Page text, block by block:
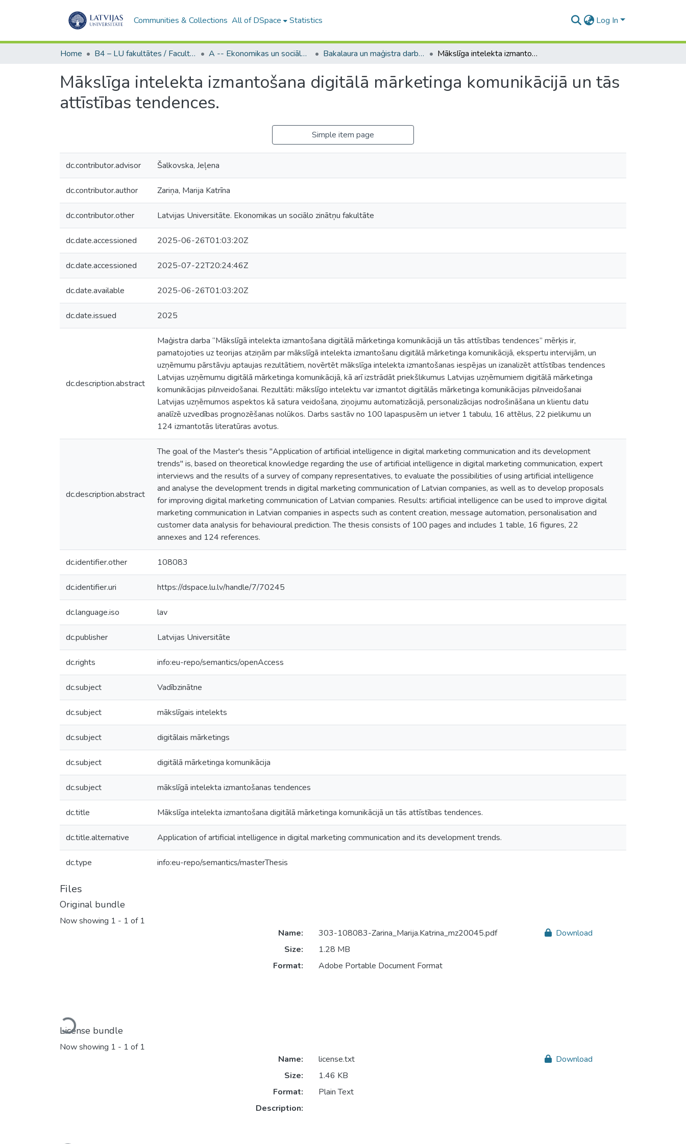
Communities & Collections All of DSpace Statistics Log In
Home B4 – LU fakultātes / Faculties of the UL A -- Ekonomikas un sociālo zinātņu fakultāte / Faculty of Economics and Social Sciences Bakalaura un maģistra darbi (ESZF) / Bachelor's and Master's theses Mākslīga intelekta izmantošana digitālā mārketinga komunikācijā un tās attīstības tendences.
Mākslīga intelekta izmantošana digitālā mārketinga komunikācijā un tās
attīstības tendences.
Simple item page
dc.contributor.advisor Šalkovska, Jeļena
dc.contributor.author Zariņa, Marija Katrīna
dc.contributor.other Latvijas Universitāte. Ekonomikas un sociālo zinātņu fakultāte
dc.date.accessioned 2025-06-26T01:03:20Z
dc.date.accessioned 2025-07-22T20:24:46Z
dc.date.available 2025-06-26T01:03:20Z
dc.date.issued 2025
dc.description.abstract
Maģistra darba “Mākslīgā intelekta izmantošana digitālā mārketinga komunikācijā un tās attīstības tendences” mērķis ir,
pamatojoties uz teorijas atziņām par mākslīgā intelekta izmantošanu digitālā mārketinga komunikācijā, ekspertu intervijām, un
uzņēmumu pārstāvju aptaujas rezultātiem, novērtēt mākslīga intelekta izmantošanas iespējas un izanalizēt attīstības tendences
Latvijas uzņēmumu digitālā mārketinga komunikācijā, kā arī izstrādāt priekšlikumus Latvijas uzņēmumiem digitālā mārketinga
komunikācijas pilnveidošanai. Rezultāti: mākslīgo intelektu var izmantot digitālās mārketinga komunikācijas pilnveidošanai
Latvijas uzņēmumos aspektos kā satura veidošana, ziņojumu automatizācijā, personalizācijas nodrošināšana un klientu datu
analīzē uzvedības prognozēšanas nolūkos. Darbs sastāv no 100 lapaspusēm un ietver 1 tabulu, 16 attēlus, 22 pielikumu un
124 izmantotās literatūras avotus.
dc.description.abstract
The goal of the Master's thesis "Application of artificial intelligence in digital marketing communication and its development
trends" is, based on theoretical knowledge regarding the use of artificial intelligence in digital marketing communication, expert
interviews and the results of a survey of company representatives, to evaluate the possibilities of using artificial intelligence
and analyse the development trends in digital marketing communication of Latvian companies, as well as to develop proposals
for improving digital marketing communication of Latvian companies. Results: artificial intelligence can be used to improve digital
marketing communication in Latvian companies in aspects such as content creation, message automation, personalisation and
customer data analysis for behavioural prediction. The thesis consists of 100 pages and includes 1 table, 16 figures, 22
annexes and 124 references.
dc.identifier.other 108083
dc.identifier.uri https://dspace.lu.lv/handle/7/70245
dc.language.iso lav
dc.publisher Latvijas Universitāte
dc.rights info:eu-repo/semantics/openAccess
dc.subject Vadībzinātne
dc.subject mākslīgais intelekts
dc.subject digitālais mārketings
dc.subject digitālā mārketinga komunikācija
dc.subject mākslīgā intelekta izmantošanas tendences
dc.title Mākslīga intelekta izmantošana digitālā mārketinga komunikācijā un tās attīstības tendences.
dc.title.alternative Application of artificial intelligence in digital marketing communication and its development trends.
dc.type info:eu-repo/semantics/masterThesis
Files
Original bundle
Now showing 1 - 1 of 1
Loading...
Name:
303-108083-Zarina_Marija.Katrina_mz20045.pdf
Size:
1.28 MB
Format:
Adobe Portable Document Format
Download
License bundle
Now showing 1 - 1 of 1
Name:
license.txt
Size:
1.46 KB
Format:
Plain Text
Description:
Download